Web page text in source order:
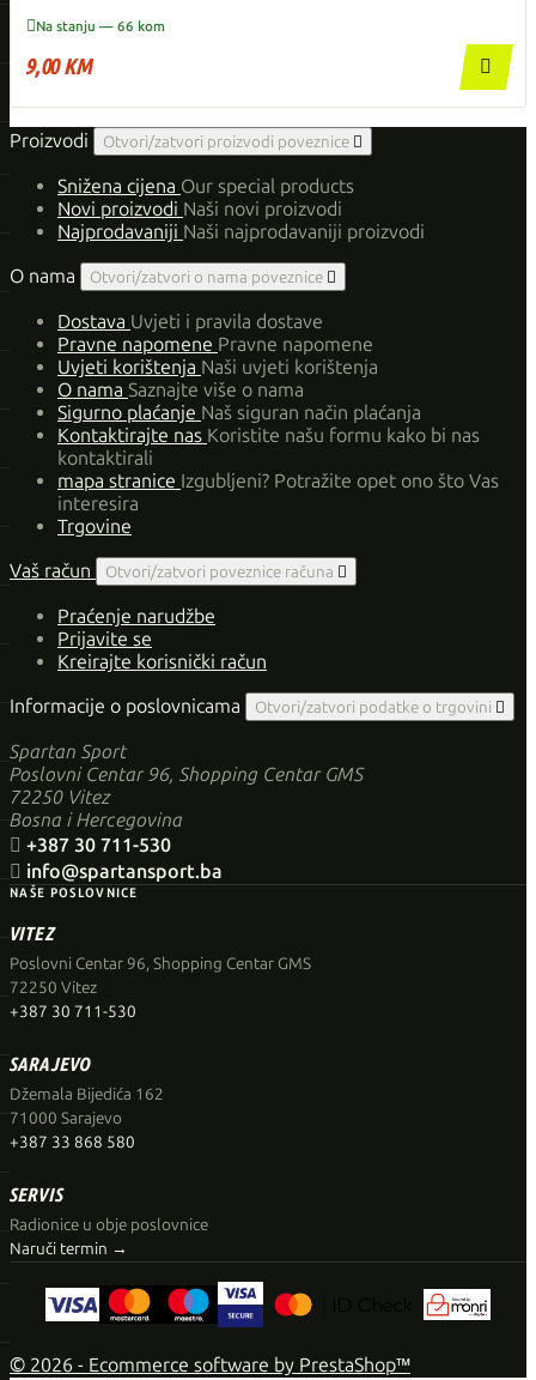
Na stanju — 66 kom
9,00 KM 
Proizvodi Otvori/zatvori proizvodi poveznice 
Snižena cijena Our special products
Novi proizvodi Naši novi proizvodi
Najprodavaniji Naši najprodavaniji proizvodi
O nama
Otvori/zatvori o nama poveznice 
Dostava Uvjeti i pravila dostave
Pravne napomene Pravne napomene
Uvjeti korištenja Naši uvjeti korištenja
O nama Saznajte više o nama
Sigurno plaćanje Naš siguran način plaćanja
Kontaktirajte nas Koristite našu formu kako bi nas
kontaktirali
mapa stranice Izgubljeni? Potražite opet ono što Vas
interesira
Trgovine
Vaš račun
Otvori/zatvori poveznice računa 
Praćenje narudžbe
Prijavite se
Kreirajte korisnički račun
Informacije o poslovnicama
Otvori/zatvori podatke o trgovini 
Spartan Sport
Poslovni Centar 96, Shopping Centar GMS
72250 Vitez
Bosna i Hercegovina
 +387 30 711-530
 info@spartansport.ba
NAŠE POSLOVNICE
VITEZ
Poslovni Centar 96, Shopping Centar GMS
72250 Vitez
+387 30 711-530
SARAJEVO
Džemala Bijedića 162
71000 Sarajevo
+387 33 868 580
SERVIS
Radionice u obje poslovnice
Naruči termin →
© 2026 - Ecommerce software by PrestaShop™